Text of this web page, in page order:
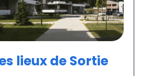
lieux de Sortie